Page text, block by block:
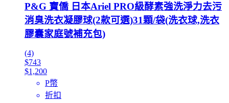
P&G 寶僑 日本Ariel PRO級酵素強洗淨力去污
消臭洗衣凝膠球(2款可選)31顆/袋(洗衣球,洗衣
膠囊家庭號補充包)
(4)
$743
$1,200
P幣
折扣